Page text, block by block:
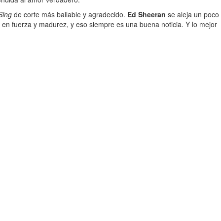
de corte más bailable y agradecido. Ed Sheeran se aleja un poco
fuerza y madurez, y eso siempre es una buena noticia. Y lo mejor